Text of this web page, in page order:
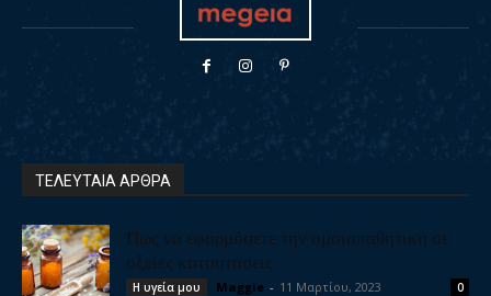
ΤΕΛΕΥΤΑΙΑ ΑΡΘΡΑ
Πως να εφαρμόσετε την ομοιοπαθητική σε
οξείες καταστάσεις
Η υγεία μου Maggie - 11 Μαρτίου, 2023 0